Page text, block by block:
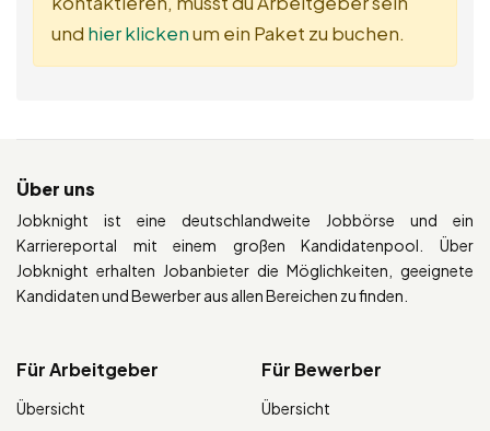
und hier klickenum ein Paket zu buchen.
Über uns
Jobknight ist eine deutschlandweite Jobbörse und ein
Karriereportal mit einem großen Kandidatenpool. Über
Jobknight erhalten Jobanbieter die Möglichkeiten, geeignete
Kandidaten und Bewerber aus allen Bereichen zu finden.
Für Arbeitgeber
Übersicht
Für Bewerber
Übersicht